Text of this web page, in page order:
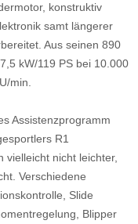
konstruktiv
samt längerer
Aus seinen 890
kW/119 PS bei 10.000
min.
Assistenzprogramm
R1
vielleicht nicht leichter,
Verschiedene
Slide
Blipper